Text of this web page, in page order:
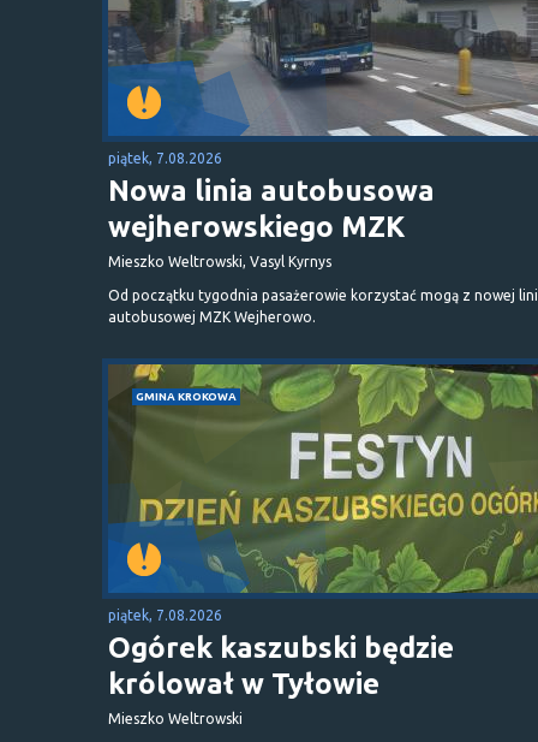
piątek, 7.08.2026
Nowa linia autobusowa
wejherowskiego MZK
Mieszko Weltrowski, Vasyl Kyrnys
Od początku tygodnia pasażerowie korzystać mogą z nowej
autobusowej MZK Wejherowo.
GMINA KROKOWA
piątek, 7.08.2026
Ogórek kaszubski będzie
królował w Tyłowie
Mieszko Weltrowski